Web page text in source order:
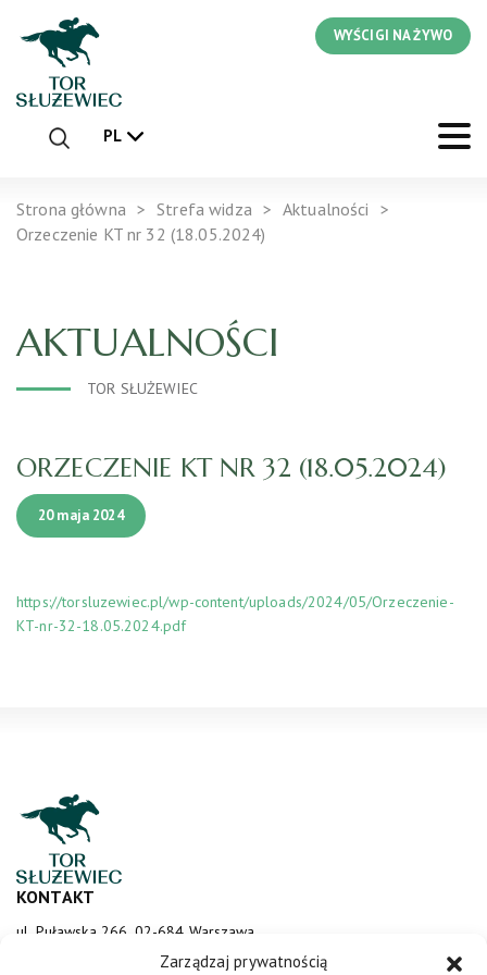
Zarządzaj prywatnością
WYŚCIGI NA ŻYWO
PL
Strona główna Strefa widza
Aktualności
Orzeczenie KT nr 32 (18.05.2024)
AKTUALNOŚCI
TOR SŁUŻEWIEC
ORZECZENIE KT NR 32 (18.05.2024)
20 maja 2024
https://torsluzewiec.pl/wp-content/uploads/2024/05/Orzeczenie-
KT-nr-32-18.05.2024.pdf
KONTAKT
ul. Puławska 266, 02-684 Warszawa
sluzewiec@totalizator.pl